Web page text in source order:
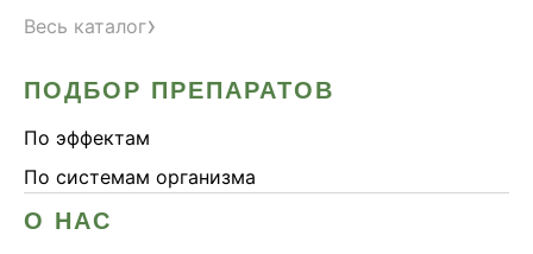
Весь каталог›
ПОДБОР ПРЕПАРАТОВ
По эффектам
По системам организма
О НАС